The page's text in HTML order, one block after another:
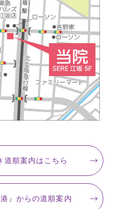
道順案内はこちら
』 からの道順案内